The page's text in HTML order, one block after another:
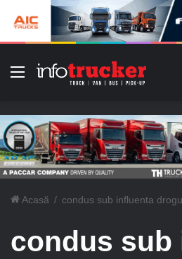
Meniu
Acasă / condus sub influenta
condus sub